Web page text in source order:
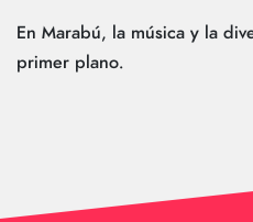
En Marabú, la música y la
primer plano.